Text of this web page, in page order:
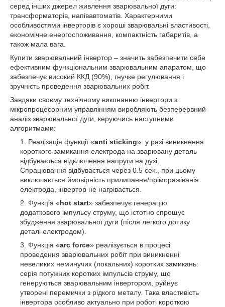
серед інших джерел живлення зварювальної дуги:
трансформаторів, напівавтоматів. Характерними
особливостями інверторів є хороші зварювальні властивості,
економічне енергоспоживання, компактність габаритів, а
також мала вага.
Купити зварювальний інвертор – значить забезпечити себе
ефективним функціональним зварювальним апаратом, що
забезпечує високий ККД (90%), гнучке регулювання і
зручність проведення зварювальних робіт.
Завдяки своєму технічному виконанню інвертори з
мікропроцесорним управлінням виробляють безперервний
аналіз зварювальної дуги, керуючись наступними
алгоритмами:
Реалізація функції «anti sticking»: у разі виникнення
короткого замикання електрода на зварювану деталь
відбувається відключення напруги на дузі.
Спрацювання відбувається через 0.5 сек., при цьому
виключається ймовірність прилипання/пріморажіванія
електрода, інвертор не нагрівається.
Функція «hot start» забезпечує генерацію
додаткового імпульсу струму, що істотно спрощує
збудження зварювальної дуги (після легкого дотику
деталі електродом).
Функція «arc force» реалізується в процесі
проведення зварювальних робіт при виникненні
невеликих неминучих (локальних) коротких замикань:
серія потужних коротких імпульсів струму, що
генеруються зварювальним інвертором, руйнує
утворені перемички з рідкого металу. Така властивість
інвертора особливо актуально при роботі короткою